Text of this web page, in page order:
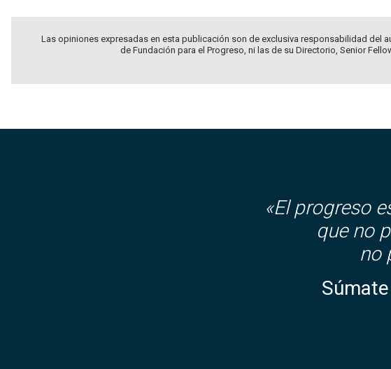
Las opiniones expresadas en esta publicación son de exclusiva responsabilidad del
de Fundación para el Progreso, ni las de su Directorio, Senior
«El progreso
que no
no